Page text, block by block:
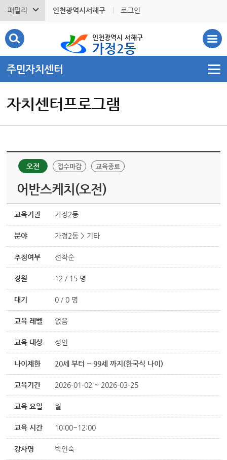
패밀리 인천광역시서해구 로그인
인천광역시 서해구
가정2동
주민자치센터
자치센터프로그램
오전 접수마감 교육종료
어반스케치(오전)
교육기관 가정2동
분야 가정2동 > 기타
추첨여부 선착순
정원 12 / 15 명
대기 0 / 0 명
교육 레벨 없음
교육 대상 성인
나이제한 20세 부터 ~ 99세 까지(한국식 나이)
교육기간 2026-01-02 ~ 2026-03-25
교육 요일 월
교육 시간 10:00~12:00
강사명 박인숙